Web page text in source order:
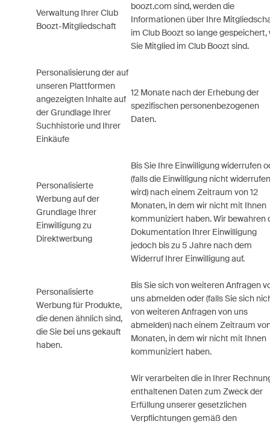
Verwaltung Ihrer Club
Boozt-Mitgliedschaft
boozt.com sind, werden die
Informationen über Ihre
im Club Boozt so lange gespeichert,
Sie Mitglied im Club Boozt sind.
Personalisierung der auf
unseren Plattformen
angezeigten Inhalte auf
der Grundlage Ihrer
Suchhistorie und Ihrer
Einkäufe
12 Monate nach der Erhebung der
spezifischen personenbezogenen
Daten.
Personalisierte
Werbung auf der
Grundlage Ihrer
Einwilligung zu
Direktwerbung
Bis Sie Ihre Einwilligung widerrufen
(falls die Einwilligung nicht widerrufen
wird) nach einem Zeitraum von 12
Monaten, in dem wir nicht mit Ihnen
kommuniziert haben. Wir bewahren
Dokumentation Ihrer Einwilligung
jedoch bis zu 5 Jahre nach dem
Widerruf Ihrer Einwilligung auf.
Personalisierte
Werbung für Produkte,
die denen ähnlich sind,
die Sie bei uns gekauft
haben.
Bis Sie sich von weiteren Anfragen
uns abmelden oder (falls Sie sich
von weiteren Anfragen von uns
abmelden) nach einem Zeitraum
Monaten, in dem wir nicht mit Ihnen
kommuniziert haben.
Wir verarbeiten die in Ihrer
enthaltenen Daten zum Zweck der
Erfüllung unserer gesetzlichen
Verpflichtungen gemäß den